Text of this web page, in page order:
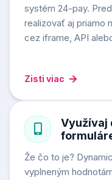
systém 24-pay.
realizovať aj priamo
cez iframe, API
Zisti viac
Využívaj
Že čo to je?
vyplneným